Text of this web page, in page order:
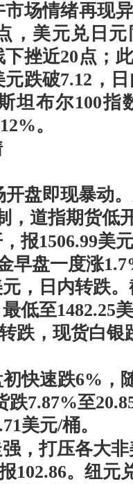
情绪再现异
，美元兑日
挫近20点；
跌破7.12，
坦布尔100指
12%。
盘即现暴动。
制，道指期
1506.99美
早盘一度涨
，日内转跌
低至1482.25
跌，现货白银
速跌6%，
7.87%至
美元/桶
打压各大非
102.86。纽元